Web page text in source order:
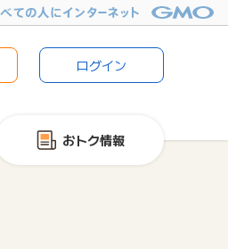
ログイン
おトク情報